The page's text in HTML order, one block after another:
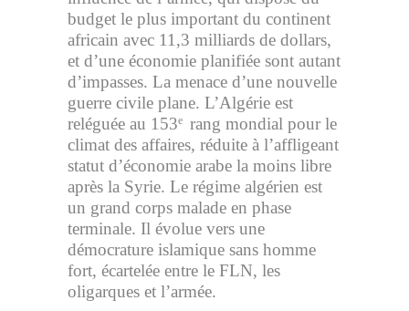
budget le plus important du continent
africain avec 11,3 milliards de dollars,
et d’une économie planifiée sont autant
d’impasses. La menace d’une nouvelle
guerre civile plane. L’Algérie est
reléguée au 153e
rang mondial pour le
climat des affaires, réduite à l’affligeant
statut d’économie arabe la moins libre
après la Syrie. Le régime algérien est
un grand corps malade en phase
terminale. Il évolue vers une
démocrature islamique sans homme
fort, écartelée entre le FLN, les
oligarques et l’armée.